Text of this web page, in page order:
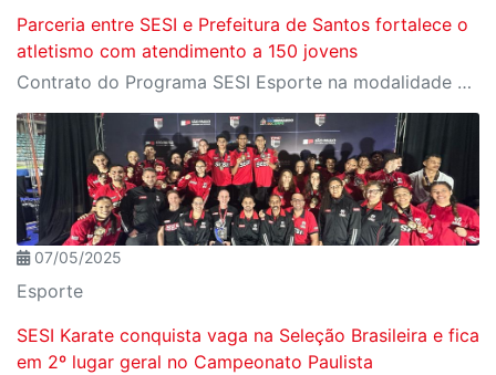
Parceria entre SESI e Prefeitura de Santos fortalece o
atletismo com atendimento a 150 jovens
Contrato do Programa SESI Esporte na modalidade atletismo é assinado com foco na formação esportiva de crianças e adolescentes de 6 a 15 anos
07/05/2025
Esporte
SESI Karate conquista vaga na Seleção Brasileira e fica
em 2º lugar geral no Campeonato Paulista